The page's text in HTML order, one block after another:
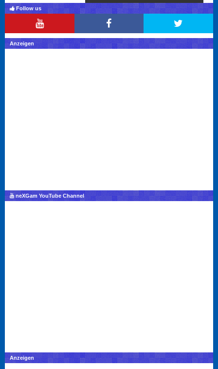
Follow us
Anzeigen
neXGam YouTube Channel
Anzeigen